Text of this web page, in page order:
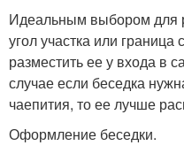
Идеальным выбором для
угол участка или
разместить ее у входа в
случае если беседка
чаепития, то ее лучше
Оформление беседки.